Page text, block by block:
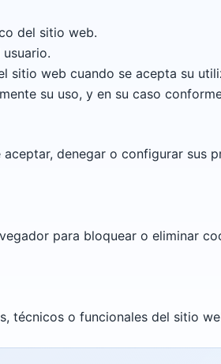
del sitio web.
sitio web cuando se acepta su
su uso, y en su caso
denegar o configurar sus
para bloquear o eliminar
técnicos o funcionales del sitio